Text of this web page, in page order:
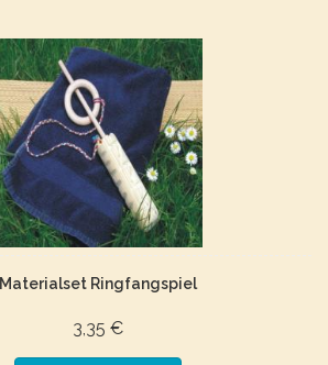
Materialset Ringfangspiel
3,35 €